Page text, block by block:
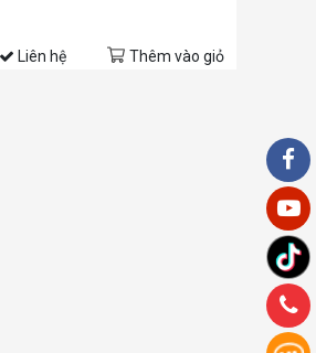
Liên hệ Thêm vào giỏ